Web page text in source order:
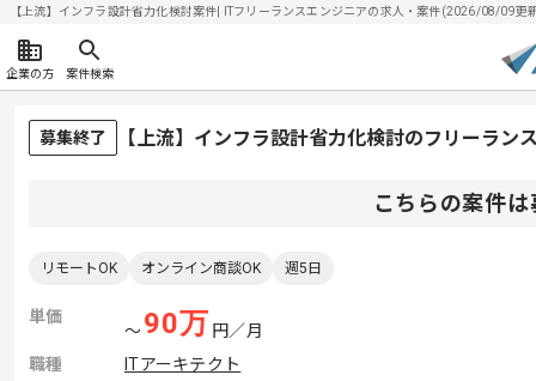
【上流】インフラ設計省力化検討案件| ITフリーランスエンジニアの求人・案件(2026/08/09更
企業の方 案件検索
募集終了 【上流】インフラ設計省力化検討のフリーラン
こちらの案件
リモートOK オンライン商談OK 週5日
単価
〜90万 円／月
職種
ITアーキテクト